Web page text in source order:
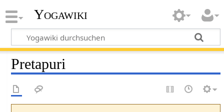
Yogawiki
Pretapuri